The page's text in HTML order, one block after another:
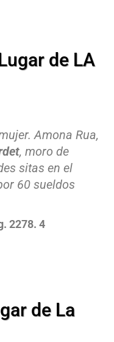
de LA
Amona Rua,
, moro de
sitas en el
60 sueldos
2278. 4
de La